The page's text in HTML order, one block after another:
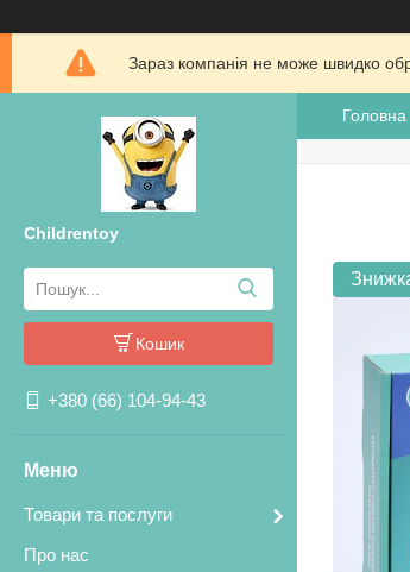
Зараз компанія не може швидко
Childrentoy
Кошик
+380 (66) 104-94-43
Товари та послуги
Про нас
Головна